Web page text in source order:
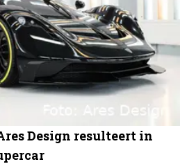
Design resulteert in